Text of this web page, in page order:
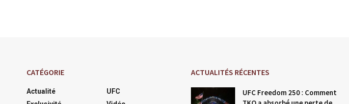
CATÉGORIE
Actualité
UFC
ACTUALITÉS RÉCENTES
UFC Freedom 250 : Comment